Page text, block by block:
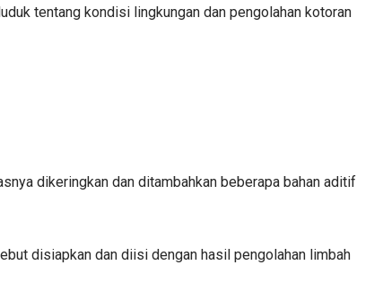
tentang kondisi lingkungan dan pengolahan kotoran
dikeringkan dan ditambahkan beberapa bahan aditif
disiapkan dan diisi dengan hasil pengolahan limbah